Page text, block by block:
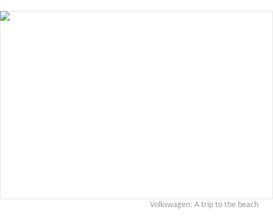
Volkswagen: A trip to the beach